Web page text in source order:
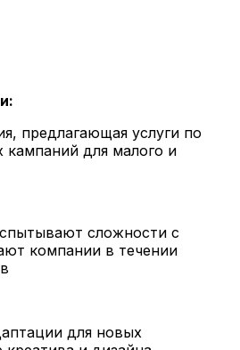
предлагающая услуги по
для малого и
сложности с
компании в течении
для новых